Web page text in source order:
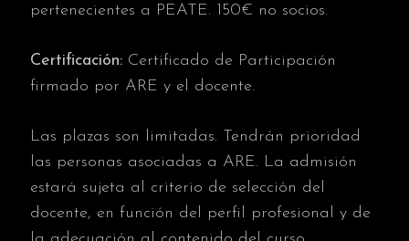
pertenecientes a PEATE. 150€ no socios.
Certificación: Certificado de Participación
firmado por ARE y el docente.
Las plazas son limitadas. Tendrán prioridad
las personas asociadas a ARE. La admisión
estará sujeta al criterio de selección del
docente, en función del perfil profesional y de